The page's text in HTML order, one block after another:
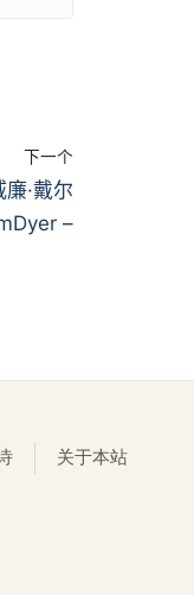
下一个
·戴尔
–
关于本站